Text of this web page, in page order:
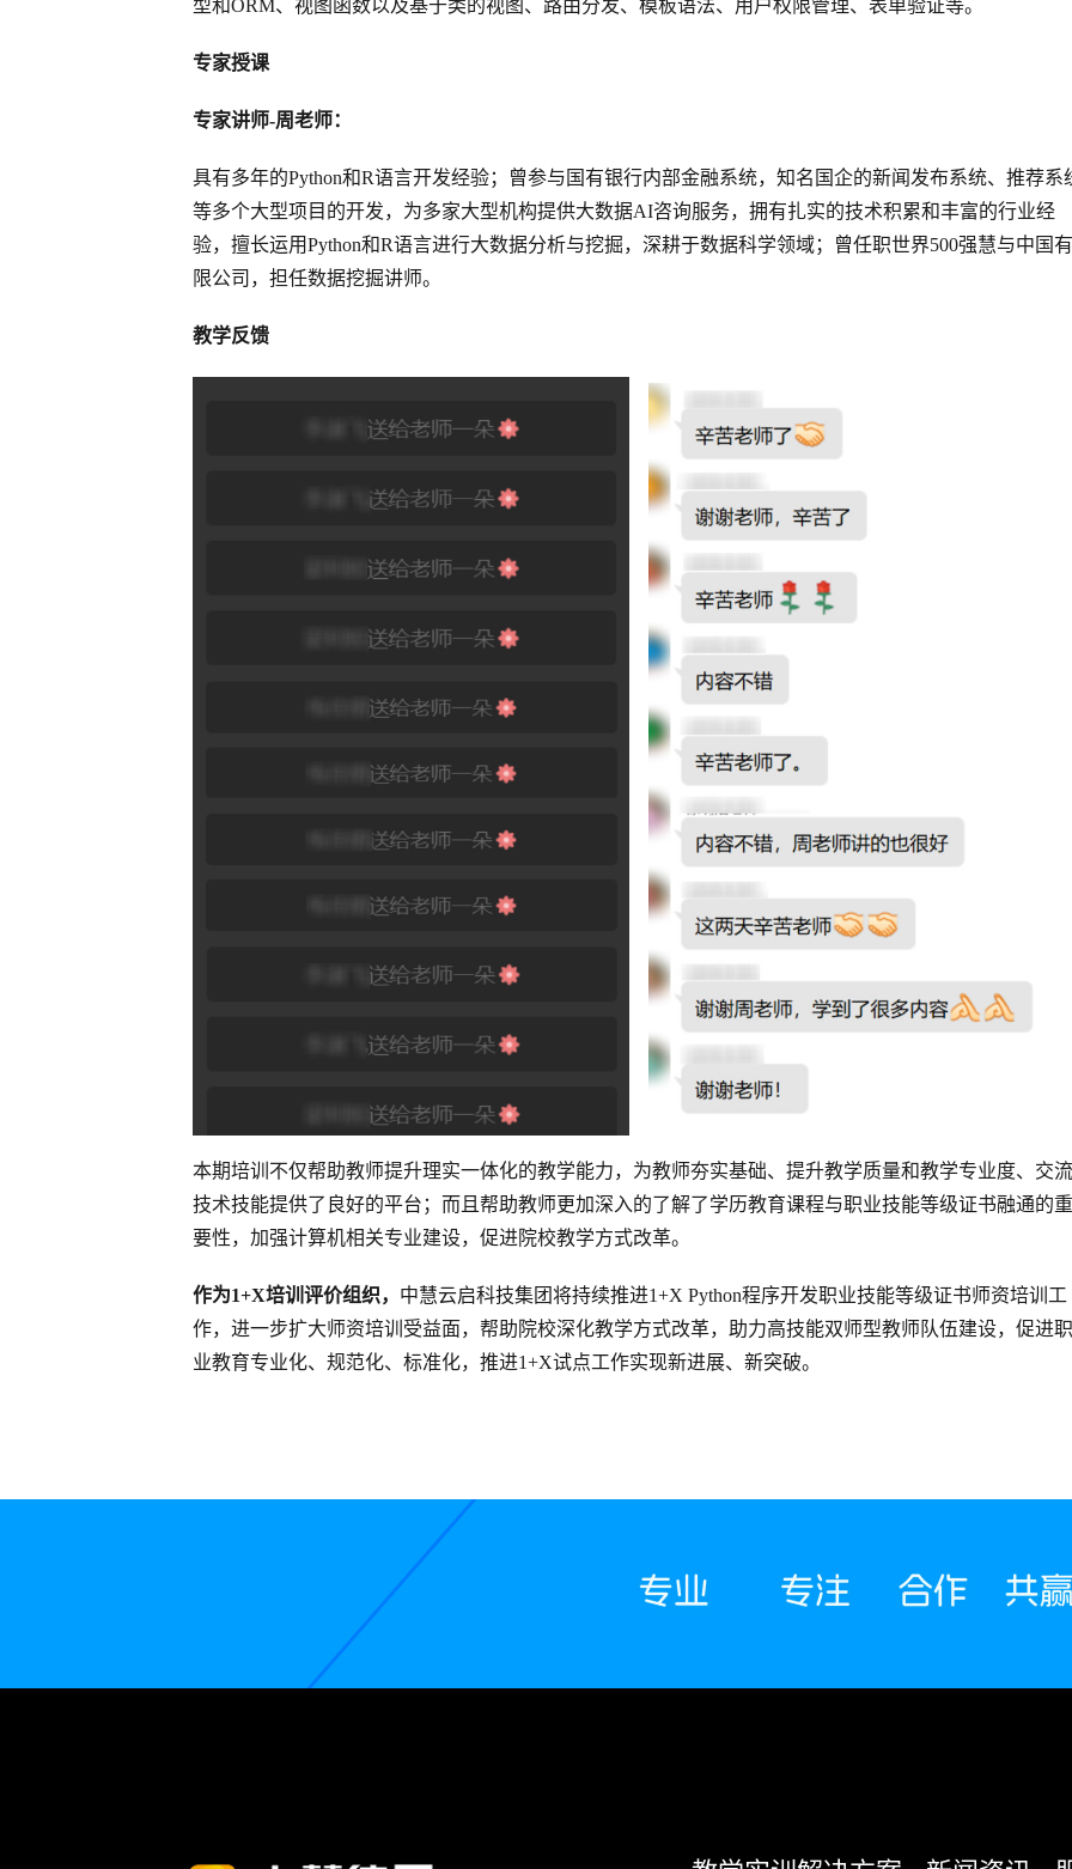
型和ORM、视图函数以及基于类的视图、路由分发、模板语法、用户权限管理、表单验证等。
专家授课
专家讲师-周老师：
具有多年的Python和R语言开发经验；曾参与国有银行内部金融系统，知名国企的新闻发布系统、推荐系
等多个大型项目的开发，为多家大型机构提供大数据AI咨询服务，拥有扎实的技术积累和丰富的行业经
验，擅长运用Python和R语言进行大数据分析与挖掘，深耕于数据科学领域；曾任职世界500强慧与中国有
限公司，担任数据挖掘讲师。
教学反馈
本期培训不仅帮助教师提升理实一体化的教学能力，为教师夯实基础、提升教学质量和教学专业度、交流
技术技能提供了良好的平台；而且帮助教师更加深入的了解了学历教育课程与职业技能等级证书融通的重
要性，加强计算机相关专业建设，促进院校教学方式改革。
作为1+X培训评价组织， 中慧云启科技集团将持续推进1+X Python程序开发职业技能等级证书师资培训工
作，进一步扩大师资培训受益面，帮助院校深化教学方式改革，助力高技能双师型教师队伍建设，促进职
业教育专业化、规范化、标准化，推进1+X试点工作实现新进展、新突破。